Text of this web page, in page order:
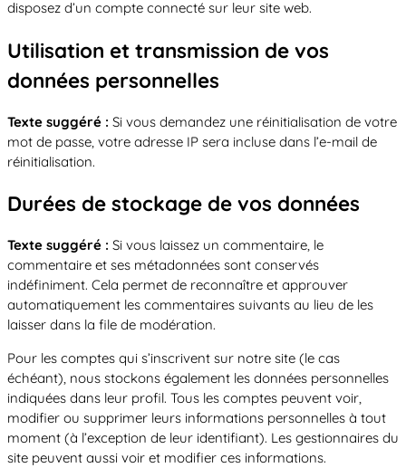
disposez d’un compte connecté sur leur site web.
Utilisation et transmission de vos
données personnelles
Texte suggéré : Si vous demandez une réinitialisation de votre
mot de passe, votre adresse IP sera incluse dans l’e-mail de
réinitialisation.
Durées de stockage de vos données
Texte suggéré : Si vous laissez un commentaire, le
commentaire et ses métadonnées sont conservés
indéfiniment. Cela permet de reconnaître et approuver
automatiquement les commentaires suivants au lieu de les
laisser dans la file de modération.
Pour les comptes qui s’inscrivent sur notre site (le cas
échéant), nous stockons également les données personnelles
indiquées dans leur profil. Tous les comptes peuvent voir,
modifier ou supprimer leurs informations personnelles à tout
moment (à l’exception de leur identifiant). Les gestionnaires du
site peuvent aussi voir et modifier ces informations.